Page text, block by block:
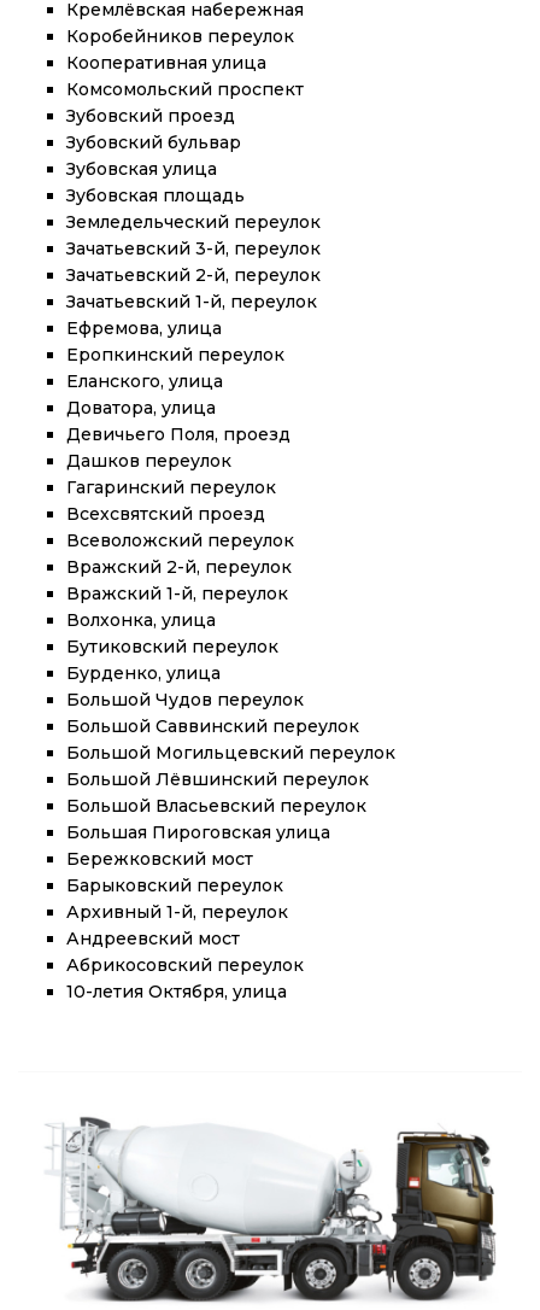
Кремлёвская набережная
Коробейников переулок
Кооперативная улица
Комсомольский проспект
Зубовский проезд
Зубовский бульвар
Зубовская улица
Зубовская площадь
Земледельческий переулок
Зачатьевский 3-й, переулок
Зачатьевский 2-й, переулок
Зачатьевский 1-й, переулок
Ефремова, улица
Еропкинский переулок
Еланского, улица
Доватора, улица
Девичьего Поля, проезд
Дашков переулок
Гагаринский переулок
Всехсвятский проезд
Всеволожский переулок
Вражский 2-й, переулок
Вражский 1-й, переулок
Волхонка, улица
Бутиковский переулок
Бурденко, улица
Большой Чудов переулок
Большой Саввинский переулок
Большой Могильцевский переулок
Большой Лёвшинский переулок
Большой Власьевский переулок
Большая Пироговская улица
Бережковский мост
Барыковский переулок
Архивный 1-й, переулок
Андреевский мост
Абрикосовский переулок
10-летия Октября, улица